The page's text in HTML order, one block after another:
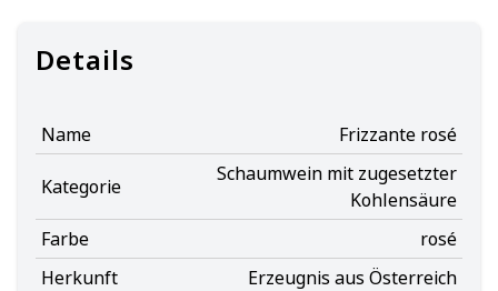
Details
Name Frizzante rosé
Kategorie
Schaumwein mit zugesetzter
Kohlensäure
Farbe
rosé
Herkunft
Erzeugnis aus Österreich